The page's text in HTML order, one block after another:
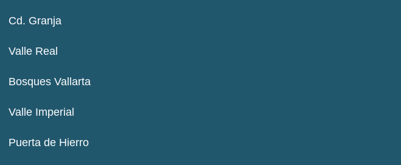
Cd. Granja
Valle Real
Bosques Vallarta
Valle Imperial
Puerta de Hierro